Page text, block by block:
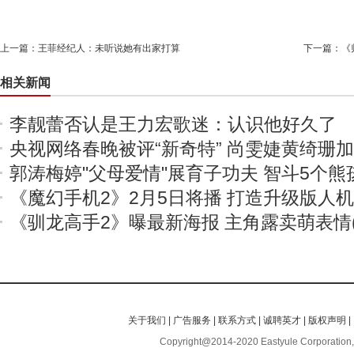
上一篇： 王菲经纪人：未听说她有出家打算 下一篇：
相关新闻
李靓蕾否认是王力宏歌迷：认识他好久了
央视网络春晚被评“新奇特” 尚雯婕黄绮珊
郭涛梅婷"父母爱情"展育子功夫 智斗5个熊
《魔幻手机2》2月5日将播 打造升级版人
《驯龙高手2》曝最新海报 主角露卖萌表
关于我们 | 广告服务 |联系方式 |诚聘英才 | 版权声明 |
Copyright@2014-2020 Eastyule